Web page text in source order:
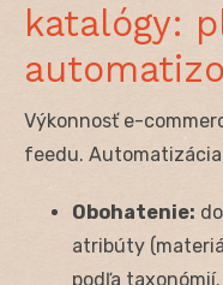
katalógy:
Výkonnosť e-
feedu.
Obohatenie:
atribúty
podľa taxonómií.